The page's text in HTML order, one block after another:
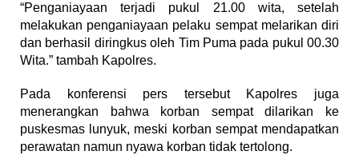
“Penganiayaan terjadi pukul 21.00 wita, setelah
melakukan penganiayaan pelaku sempat melarikan diri
dan berhasil diringkus oleh Tim Puma pada pukul 00.30
Wita.” tambah Kapolres.
Pada konferensi pers tersebut Kapolres juga
menerangkan bahwa korban sempat dilarikan ke
puskesmas lunyuk, meski korban sempat mendapatkan
perawatan namun nyawa korban tidak tertolong.